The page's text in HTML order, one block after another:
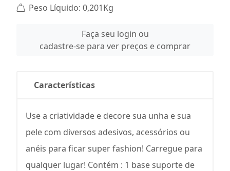
Peso Líquido: 0,201Kg
Faça seu login ou
cadastre-se para ver preços e comprar
Características
Use a criatividade e decore sua unha e sua
pele com diversos adesivos, acessórios ou
anéis para ficar super fashion! Carregue para
qualquer lugar! Contém : 1 base suporte de